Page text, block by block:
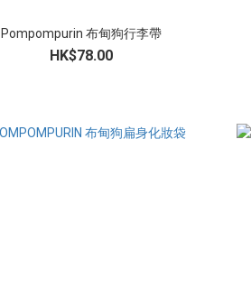
Pompompurin 布甸狗行李帶
HK$78.00